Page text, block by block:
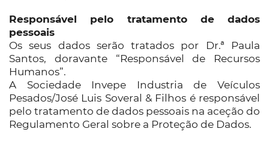
Responsável pelo tratamento de dados
pessoais
Os seus dados serão tratados por Dr.ª Paula
Santos, doravante “Responsável de Recursos
Humanos”.
A Sociedade Invepe Industria de Veículos
Pesados/José Luis Soveral & Filhos é responsável
pelo tratamento de dados pessoais na aceção do
Regulamento Geral sobre a Proteção de Dados.